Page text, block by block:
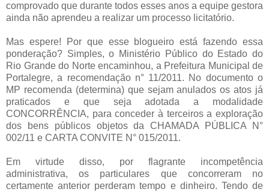
comprovado que durante todos esses anos a equipe gestora
ainda não aprendeu a realizar um processo licitatório.
Mas espere! Por que esse blogueiro está fazendo essa
ponderação? Simples, o Ministério Público do Estado do
Rio Grande do Norte encaminhou, a Prefeitura Municipal de
Portalegre, a recomendação n° 11/2011. No documento o
MP recomenda (determina) que sejam anulados os atos já
praticados e que seja adotada a modalidade
CONCORRÊNCIA, para conceder à terceiros a exploração
dos bens públicos objetos da CHAMADA PÚBLICA N°
002/11 e CARTA CONVITE N° 015/2011.
Em virtude disso, por flagrante incompetência
administrativa, os particulares que concorreram no
certamente anterior perderam tempo e dinheiro. Tendo de